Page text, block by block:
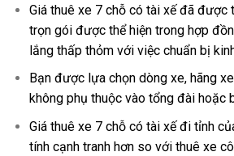
Giá thuê xe 7 chỗ có tài xế đã được
trọn gói được thể hiện trong hợp
lắng thấp thỏm với việc chuẩn bị
Bạn được lựa chọn dòng xe, hãng
không phụ thuộc vào tổng đài hoặc
Giá thuê xe 7 chỗ có tài xế đi tỉnh
tính cạnh tranh hơn so với thuê xe